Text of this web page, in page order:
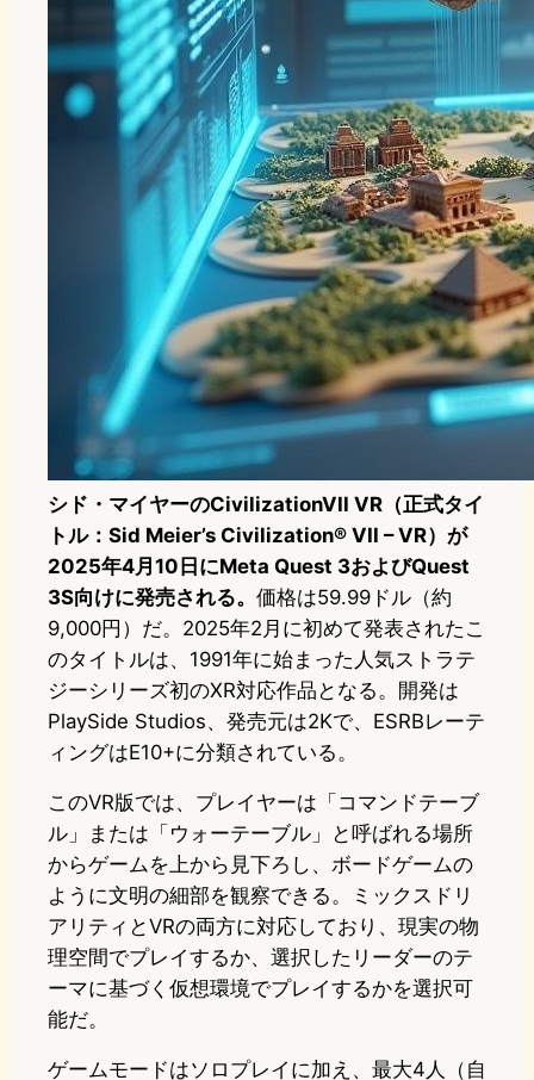
シド・マイヤーのCivilizationVII VR（正式タイ
トル：Sid Meier’s Civilization® VII – VR）が
2025年4月10日にMeta Quest 3およびQuest
3S向けに発売される。 価格は59.99ドル（約
9,000円）だ。2025年2月に初めて発表されたこ
のタイトルは、1991年に始まった人気ストラテ
ジーシリーズ初のXR対応作品となる。開発は
PlaySide Studios、発売元は2Kで、ESRBレーテ
ィングはE10+に分類されている。
このVR版では、プレイヤーは「コマンドテーブ
ル」または「ウォーテーブル」と呼ばれる場所
からゲームを上から見下ろし、ボードゲームの
ように文明の細部を観察できる。ミックスドリ
アリティとVRの両方に対応しており、現実の物
理空間でプレイするか、選択したリーダーのテ
ーマに基づく仮想環境でプレイするかを選択可
能だ。
ゲームモードはソロプレイに加え、最大4人（自